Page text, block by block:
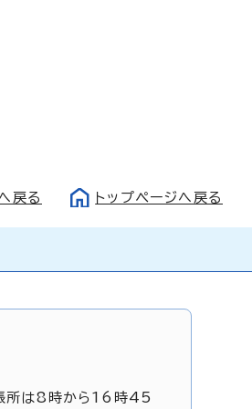
戻る トップページへ戻る
所は8時から16時45